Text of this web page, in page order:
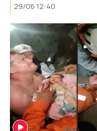
29/06 12:40